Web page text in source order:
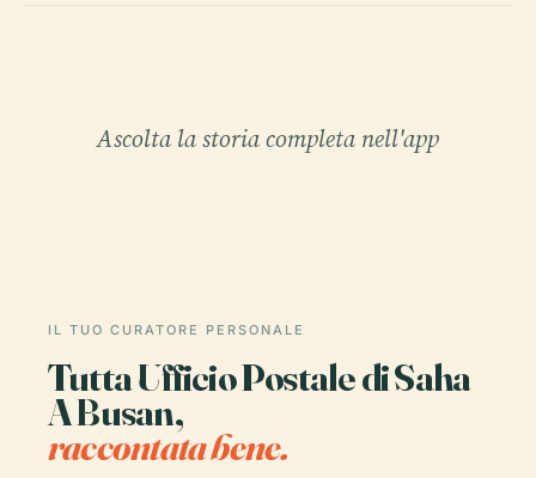
Ascolta la storia completa nell'app
IL TUO CURATORE PERSONALE
Tutta Ufficio Postale di Saha
A Busan,
raccontata bene.